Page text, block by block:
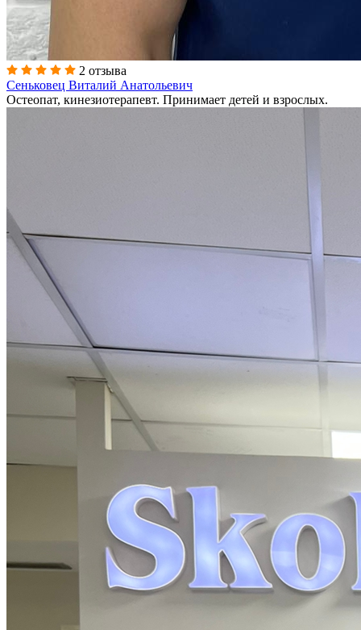
2 отзыва
Сеньковец Виталий Анатольевич
Остеопат, кинезиотерапевт. Принимает детей и взрослых.